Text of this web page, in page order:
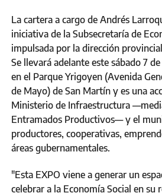
La cartera a cargo de Andrés
iniciativa de la Subsecretaría de
impulsada por la dirección
Se llevará adelante este sábado 7
en el Parque Yrigoyen (Avenida
de Mayo) de San Martín y es una
Ministerio de Infraestructura
Entramados Productivos— y el
productores, cooperativas,
áreas gubernamentales.
"Esta EXPO viene a generar un
celebrar a la Economía Social en su